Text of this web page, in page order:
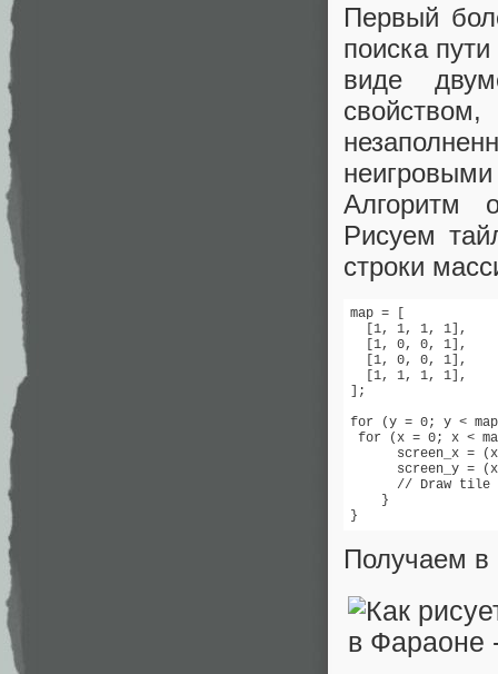
Первый
поиска
виде
Алгоритм
Рисуем
строки
map = [
  [1, 1, 1, 1],
  [1, 0, 0, 1],
  [1, 0, 0, 1],
  [1, 1, 1, 1],
];
for (y = 0; y <
for (x = 0; x <
screen_x =
screen_y =
// Draw tile
    }
}
Получаем в